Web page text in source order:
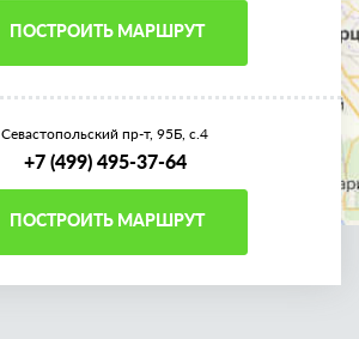
ПОСТРОИТЬ МАРШРУТ
Севастопольский пр-т, 95Б, с.4
+7 (499) 495-37-64
ПОСТРОИТЬ МАРШРУТ